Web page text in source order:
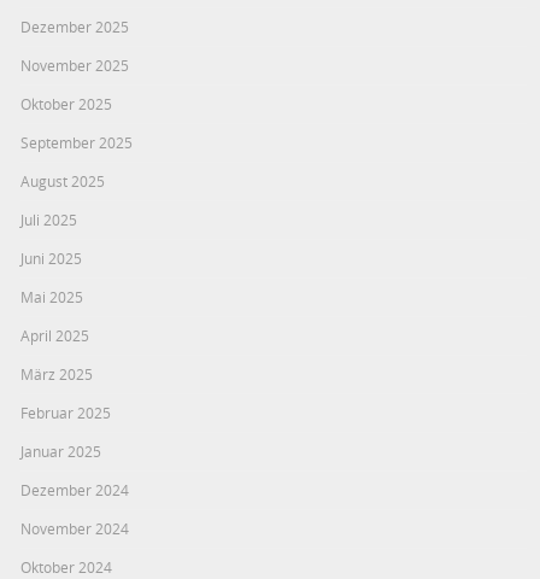
Dezember 2025
November 2025
Oktober 2025
September 2025
August 2025
Juli 2025
Juni 2025
Mai 2025
April 2025
März 2025
Februar 2025
Januar 2025
Dezember 2024
November 2024
Oktober 2024